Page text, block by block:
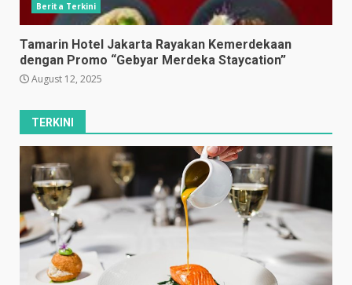
Berita Terkini
Tamarin Hotel Jakarta Rayakan Kemerdekaan
dengan Promo “Gebyar Merdeka Staycation”
August 12, 2025
TERKINI